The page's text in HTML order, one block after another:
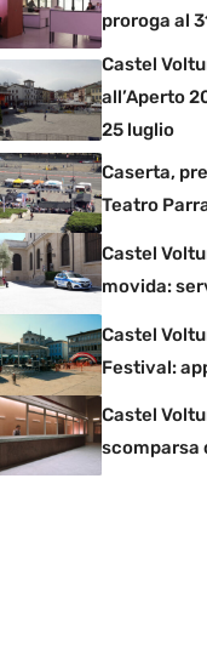
proroga al
Castel
all’Aperto
25 luglio
Caserta,
Teatro
Castel
movida:
Castel
Festival:
Castel
scomparsa